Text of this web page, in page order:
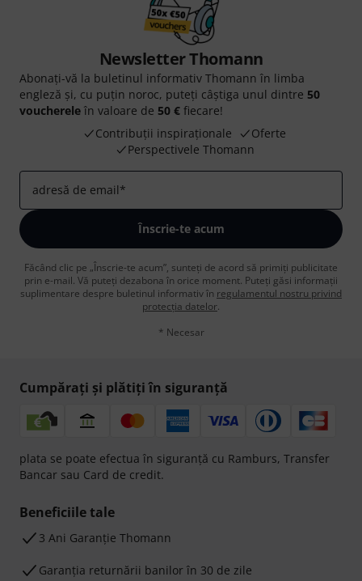
Newsletter Thomann
Abonați-vă la buletinul informativ Thomann în limba
engleză și, cu puțin noroc, puteți câștiga unul dintre 50
voucherele în valoare de 50 € fiecare!
Contribuții inspiraționale
Oferte
Perspectivele Thomann
adresă de email*
Înscrie-te acum
Făcând clic pe „Înscrie-te acum”, sunteți de acord să primiți publicitate
prin e-mail. Vă puteți dezabona în orice moment. Puteți găsi informații
suplimentare despre buletinul informativ în regulamentul nostru privind
protecția datelor.
* Necesar
Cumpărați și plătiți în siguranță
plata se poate efectua în siguranță cu Ramburs, Transfer
Bancar sau Card de credit.
Beneficiile tale
3 Ani Garanție Thomann
Garanţia returnării banilor în 30 de zile